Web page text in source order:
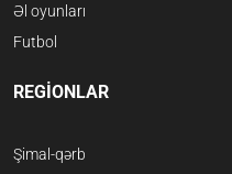
Əl oyunları
Futbol
REGİONLAR
Şimal-qərb